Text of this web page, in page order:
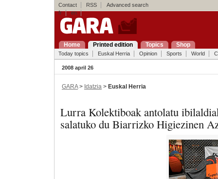
Contact RSS
Advanced search
fr
en
Home Printed edition Topics Shop
Today topics Euskal Herria Opinion Sports World
2008 april 26
GARA> Idatzia > Euskal Herria
Lurra Kolektiboak antolatu
salatuko du Biarrizko Higiezinen